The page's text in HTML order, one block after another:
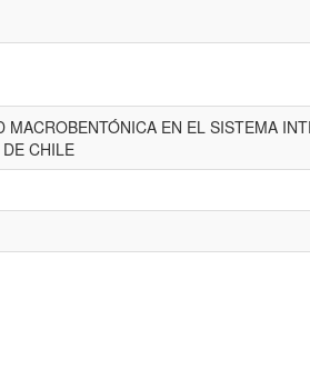
EN EL SISTEMA
CHILE